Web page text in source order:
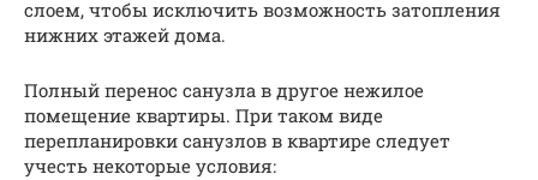
слоем, чтобы исключить возможность затопления
нижних этажей дома.
Полный перенос санузла в другое нежилое
помещение квартиры. При таком виде
перепланировки санузлов в квартире следует
учесть некоторые условия: